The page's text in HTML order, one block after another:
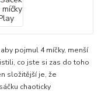
pojmul 4 míčky, menší
co jste si zas do toho
složitější je, že
chaoticky